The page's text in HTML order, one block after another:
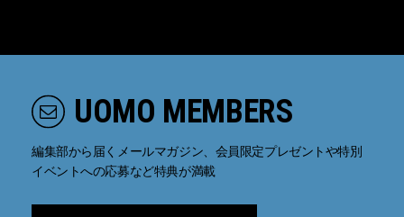
UOMO MEMBERS
編集部から届くメールマガジン、会員限定プレゼントや特別
イベントへの応募など特典が満載